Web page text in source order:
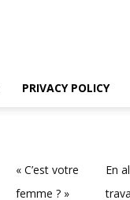
PRIVACY POLICY
« C’est votre
femme ? »
En